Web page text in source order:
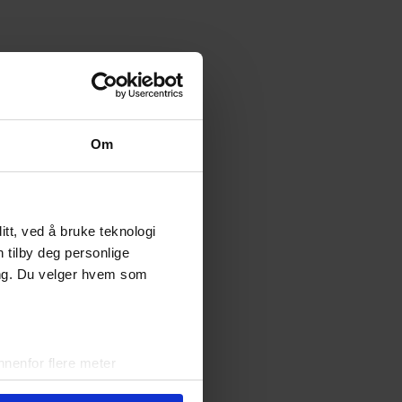
Om
ved å bruke teknologi
tilby deg personlige
Du velger hvem som
flere meter